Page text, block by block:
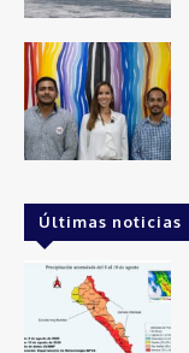
Últimas noticias